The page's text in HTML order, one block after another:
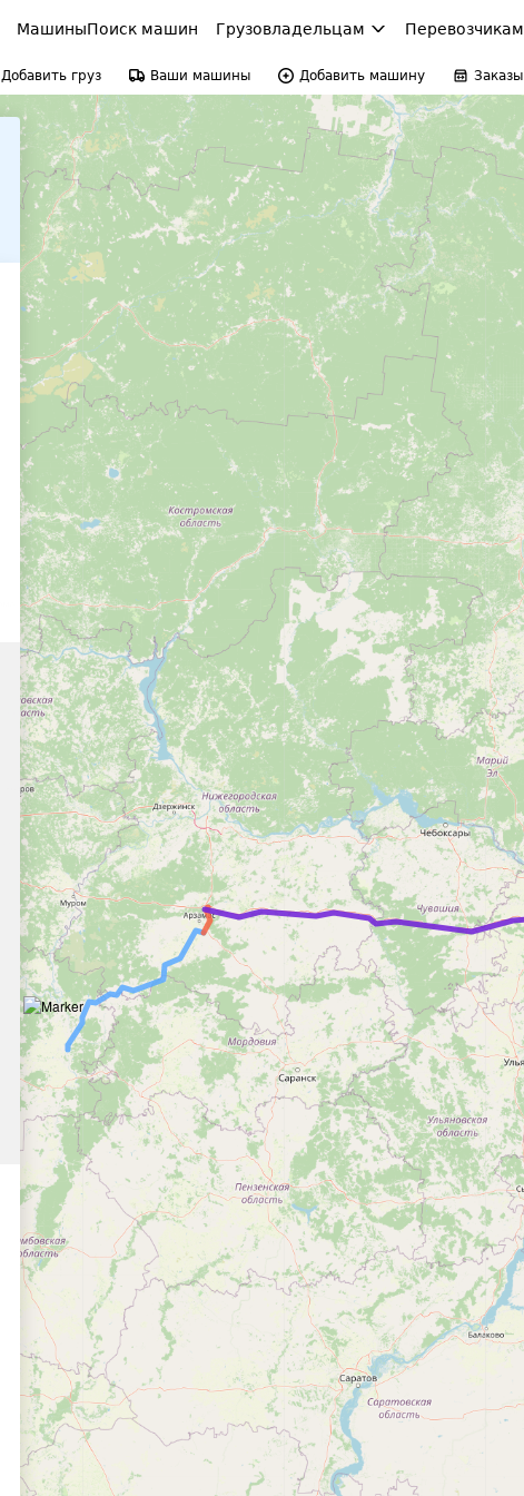
МашиныПоиск машин Грузовладельцам Перевозчикам
Добавить груз Ваши машины Добавить машину Заказы